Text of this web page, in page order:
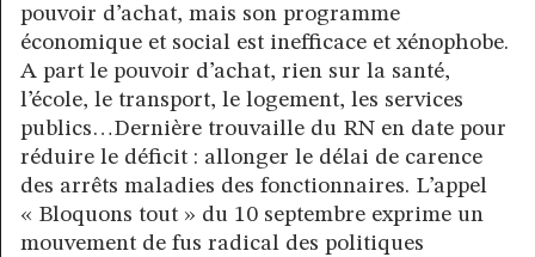
pouvoir d’achat, mais son programme
économique et social est inefficace et xénophobe.
A part le pouvoir d’achat, rien sur la santé,
l’école, le transport, le logement, les services
publics…Dernière trouvaille du RN en date pour
réduire le déficit : allonger le délai de carence
des arrêts maladies des fonctionnaires. L’appel
« Bloquons tout » du 10 septembre exprime un
mouvement de fus radical des politiques